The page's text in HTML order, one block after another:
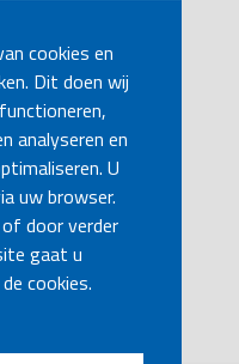
cookies en
Dit doen wij
analyseren en
U
uw browser.
door verder
gaat u
cookies.